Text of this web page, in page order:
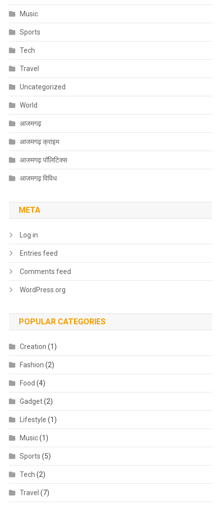
Music
Sports
Tech
Travel
Uncategorized
World
आजमगढ़
आजमगढ़ क्राइम
आजमगढ़ पॉलिटिक्स
आजमगढ़ विविध
META
Log in
Entries feed
Comments feed
WordPress.org
POPULAR CATEGORIES
Creation (1)
Fashion (2)
Food (4)
Gadget(2)
Lifestyle (1)
Music(1)
Sports (5)
Tech (2)
Travel (7)